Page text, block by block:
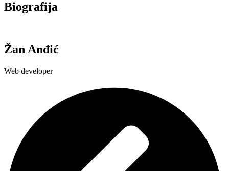
Biografija
Žan Anđić
Web developer